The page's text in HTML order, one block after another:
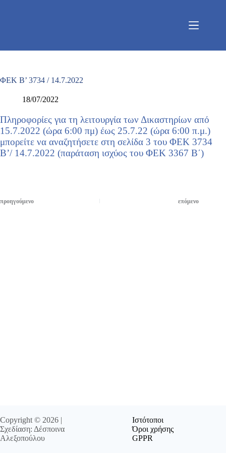
ΦΕΚ Β’ 3734 / 14.7.2022
18/07/2022
Πληροφορίες για τη λειτουργία των Δικαστηρίων από
15.7.2022 (ώρα 6:00 πμ) έως 25.7.22 (ώρα 6:00 π.μ.)
μπορείτε να αναζητήσετε στη σελίδα 3 του ΦΕΚ 3734
Β’/ 14.7.2022 (παράταση ισχύος του ΦΕΚ 3367 Β΄)
προηγούμενο επόμενο
Copyright © 2026 |
Σχεδίαση: Δέσποινα
Αλεξοπούλου
Ιστότοποι
Όροι χρήσης
GPPR